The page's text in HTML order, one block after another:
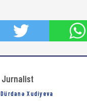
Jurnalist
Dürdanə Xudiyeva